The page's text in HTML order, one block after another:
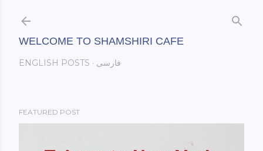
WELCOME TO SHAMSHIRI CAFE
ENGLISH POSTS فارسی
FEATURED POST